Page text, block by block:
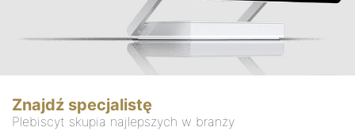
Znajdź specjalistę
Plebiscyt skupia najlepszych w branży